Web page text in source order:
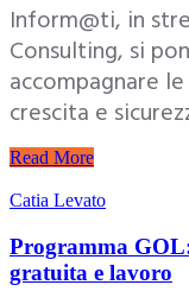
Inform@ti, in
Consulting, si
accompagnare
crescita e
Read More
Catia Levato
Programma
gratuita e lavoro